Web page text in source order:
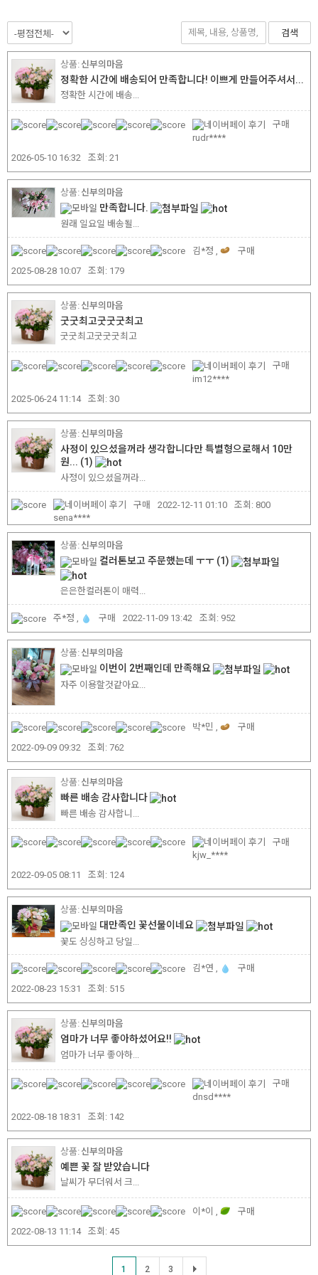
검색
신부의마음
정확한 시간에 배송되어 만족합니다! 이쁘게 만들어주셔서...
정확한 시간에 배송...
rudr****
구매
2026-05-10 16:32 조회: 21
신부의마음
만족합니다.
원래 일요일 배송될...
김*정 ,
구매
2025-08-28 10:07
조회: 179
신부의마음
굿굿최고굿굿굿최고
굿굿최고굿굿굿최고
im12****
구매
2025-06-24 11:14 조회: 30
신부의마음
사정이 있으셨을꺼라 생각합니다만 특별형으로해서 10만
원... (1)
사정이 있으셨을꺼라...
sena****
구매 2022-12-11 01:10 조회: 800
신부의마음
컬러톤보고 주문했는데 ㅜㅜ (1)
은은한컬러톤이 매력...
주*정 , 구매 2022-11-09 13:42 조회: 952
신부의마음
이번이 2번째인데 만족해요
자주 이용할것같아요...
박*민 ,
구매
2022-09-09 09:32
조회: 762
신부의마음
빠른 배송 감사합니다
빠른 배송 감사합니...
kjw_****
구매
2022-09-05 08:11 조회: 124
신부의마음
대만족인 꽃선물이네요
꽃도 싱싱하고 당일...
김*연 ,
구매
2022-08-23 15:31
조회: 515
신부의마음
엄마가 너무 좋아하셨어요!!
엄마가 너무 좋아하...
dnsd****
구매
2022-08-18 18:31 조회: 142
신부의마음
예쁜 꽃 잘 받았습니다
날씨가 무더워서 크...
이*이 ,
구매
2022-08-13 11:14
조회: 45
1 2 3